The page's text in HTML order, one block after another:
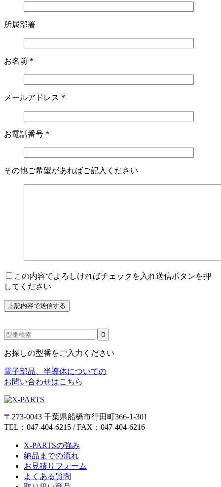
所属部署
お名前 *
メールアドレス *
お電話番号 *
その他ご希望があればご記入ください
この内容でよろしければチェックを入れ送信ボタンを押
してください
お探しの型番をご入力ください
電子部品、半導体についての
お問い合わせはこちら
〒273-0043 千葉県船橋市行田町366-1-301
TEL：047-404-6215 / FAX：047-404-6216
X-PARTSの強み
納品までの流れ
お見積りフォーム
よくある質問